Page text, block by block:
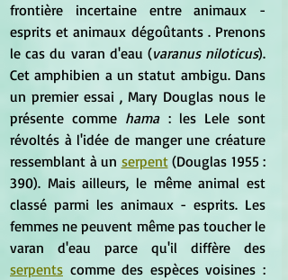
frontière incertaine entre animaux -
esprits et animaux dégoûtants . Prenons
le cas du varan d'eau (varanus niloticus).
Cet amphibien a un statut ambigu. Dans
un premier essai , Mary Douglas nous le
présente comme hama : les Lele sont
révoltés à l'idée de manger une créature
ressemblant à un serpent (Douglas 1955 :
390). Mais ailleurs, le même animal est
classé parmi les animaux - esprits. Les
femmes ne peuvent même pas toucher le
serpents comme des espèces voisines :